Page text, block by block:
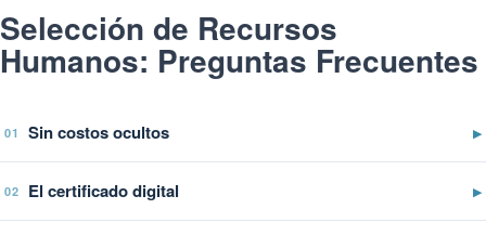
Selección de Recursos
Humanos: Preguntas Frecuentes
01 Sin costos ocultos ▶
02 El certificado digital ▶